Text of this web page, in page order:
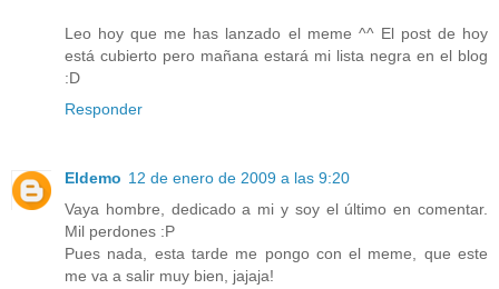
Leo hoy que me has lanzado el meme ^^ El post de hoy
está cubierto pero mañana estará mi lista negra en el blog
:D
Responder
Eldemo 12 de enero de 2009 a las 9:20
Vaya hombre, dedicado a mi y soy el último en comentar.
Mil perdones :P
Pues nada, esta tarde me pongo con el meme, que este
me va a salir muy bien, jajaja!